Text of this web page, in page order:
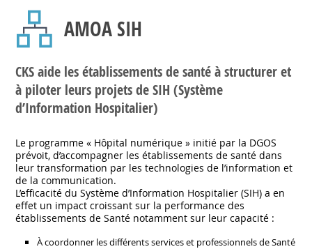
AMOA SIH
CKS aide les établissements de santé à structurer et
à piloter leurs projets de SIH (Système
d’Information Hospitalier)
Le programme « Hôpital numérique » initié par la DGOS
prévoit, d’accompagner les établissements de santé dans
leur transformation par les technologies de l’information et
de la communication.
L’efficacité du Système d’Information Hospitalier (SIH) a en
effet un impact croissant sur la performance des
établissements de Santé notamment sur leur capacité :
À coordonner les différents services et professionnels de Santé